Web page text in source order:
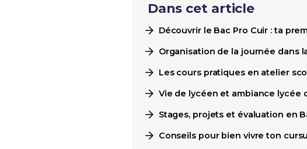
Dans cet article
Découvrir le Bac Pro Cuir : ta
Organisation de la journée dans
Les cours pratiques en atelier
Vie de lycéen et ambiance lycée
Stages, projets et évaluation en
Conseils pour bien vivre ton